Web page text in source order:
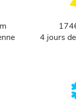
4 jours